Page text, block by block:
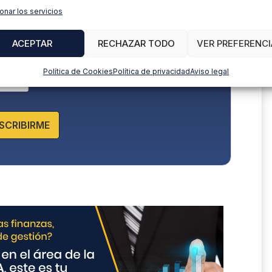
los servicios
ACEPTAR RECHAZAR TODO VER
Política de CookiesPolítica de privacidadAviso legal
y acepto la